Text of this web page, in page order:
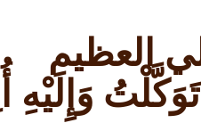
العظيم
وَإِلَيْهِ